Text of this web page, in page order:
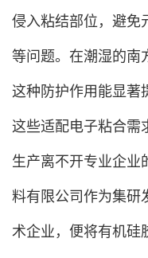
侵入粘结部位，避免
等问题。在潮湿的南
这种防护作用能显著
这些适配电子粘合需
生产离不开专业企业
料有限公司作为集研
术企业，便将有机硅